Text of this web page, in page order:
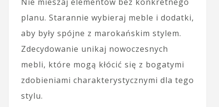
planu. Starannie wybieraj meble i dodatki,
aby były spójne z marokańskim stylem.
Zdecydowanie unikaj nowoczesnych
mebli, które mogą kłócić się z bogatymi
zdobieniami charakterystycznymi dla tego
stylu.